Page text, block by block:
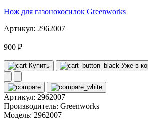
Нож для газонокосилок Greenworks
Артикул: 2962007
900 ₽
Купить Уже в
Артикул: 2962007
Производитель: Greenworks
Модель: 2962007